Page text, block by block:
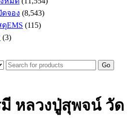
ดจอง (8,543)
EMS (115)
(3)
Go
หลวงปู่สุพจน์ วัด